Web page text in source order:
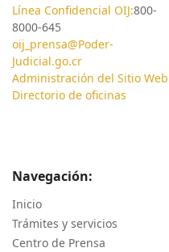
Línea Confidencial OIJ:800-
8000-645
oij_prensa@Poder-
Judicial.go.cr
Administración del Sitio Web
Directorio de oficinas
Navegación:
Inicio
Trámites y servicios
Centro de Prensa